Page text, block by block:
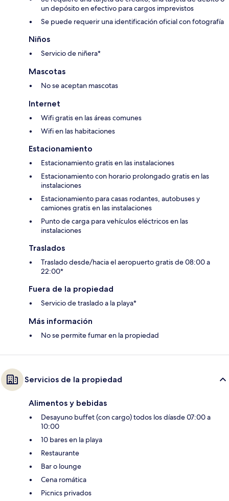
un depósito en efectivo para cargos imprevistos
Se puede requerir una identificación oficial con fotografía
Niños
Servicio de niñera*
Mascotas
No se aceptan mascotas
Internet
Wifi gratis en las áreas comunes
Wifi en las habitaciones
Estacionamiento
Estacionamiento gratis en las instalaciones
Estacionamiento con horario prolongado gratis en las
instalaciones
Estacionamiento para casas rodantes, autobuses y
camiones gratis en las instalaciones
Punto de carga para vehículos eléctricos en las
instalaciones
Traslados
Traslado desde/hacia el aeropuerto gratis de 08:00 a
22:00*
Fuera de la propiedad
Servicio de traslado a la playa*
Más información
No se permite fumar en la propiedad
Servicios de la propiedad
Alimentos y bebidas
Desayuno buffet (con cargo) todos los díasde 07:00 a
10:00
10 bares en la playa
Restaurante
Bar o lounge
Cena romática
Picnics privados